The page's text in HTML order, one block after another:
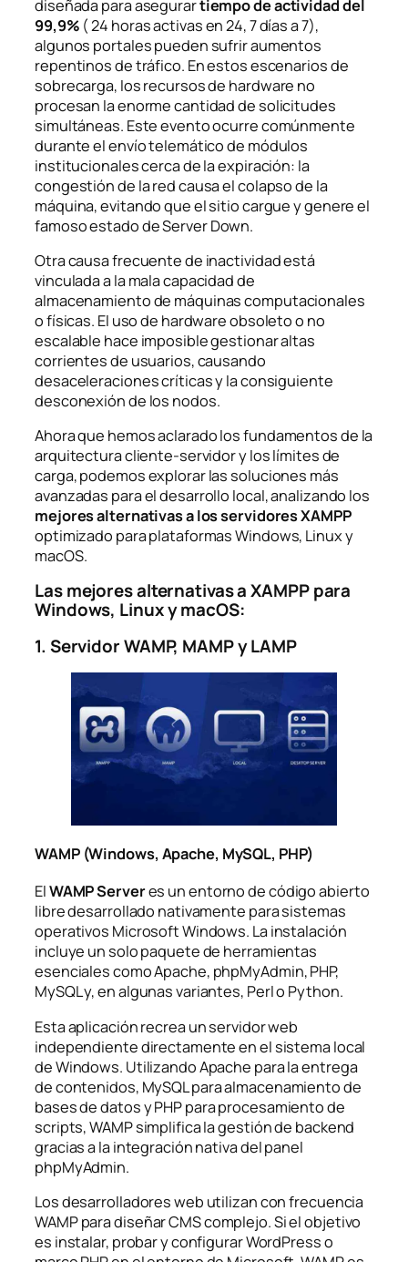
diseñada para asegurartiempo de actividad del
99,9% ( 24 horas activas en 24, 7 días a 7),
algunos portales pueden sufrir aumentos
repentinos de tráfico. En estos escenarios de
sobrecarga, los recursos de hardware no
procesan la enorme cantidad de solicitudes
simultáneas. Este evento ocurre comúnmente
durante el envío telemático de módulos
institucionales cerca de la expiración: la
congestión de la red causa el colapso de la
máquina, evitando que el sitio cargue y genere el
famoso estado deServer Down.
Otra causa frecuente de inactividad está
vinculada a la mala capacidad de
almacenamiento de máquinas computacionales
o físicas. El uso de hardware obsoleto o no
escalable hace imposible gestionar altas
corrientes de usuarios, causando
desaceleraciones críticas y la consiguiente
desconexión de los nodos.
Ahora que hemos aclarado los fundamentos de la
arquitectura cliente-servidor y los límites de
carga, podemos explorar las soluciones más
avanzadas para el desarrollo local, analizando los
mejores alternativas a los servidores XAMPP
optimizado para plataformas Windows, Linux y
macOS.
Las mejores alternativas a XAMPP para
Windows, Linux y macOS:
1. Servidor WAMP, MAMP y LAMP
WAMP (Windows, Apache, MySQL, PHP)
ElWAMP Serveres un entorno de código abierto
libre desarrollado nativamente para sistemas
operativos Microsoft Windows. La instalación
incluye un solo paquete de herramientas
esenciales como Apache, phpMyAdmin, PHP,
MySQL y, en algunas variantes, Perl o Python.
Esta aplicación recrea un servidor web
independiente directamente en el sistema local
de Windows. Utilizando Apache para la entrega
de contenidos, MySQL para almacenamiento de
bases de datos y PHP para procesamiento de
scripts, WAMP simplifica la gestión de backend
gracias a la integración nativa del panel
phpMyAdmin.
Los desarrolladores web utilizan con frecuencia
WAMP para diseñar CMS complejo. Si el objetivo
es instalar, probar y configurar WordPress o